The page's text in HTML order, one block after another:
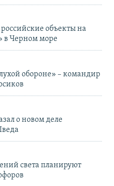
объекты на
в Черном море
обороне» – командир
о новом деле
света планируют